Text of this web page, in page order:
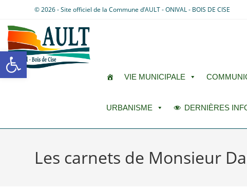
Ouvrir la barre d’outils
© 2026 - Site officiel de la Commune d’AULT - ONIVAL - BOIS DE CISE
VIE MUNICIPALE
URBANISME DERNIÈRES
Les carnets de Monsieur